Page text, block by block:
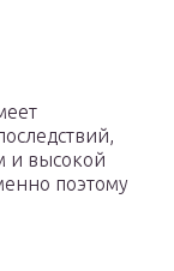
и высокой
поэтому